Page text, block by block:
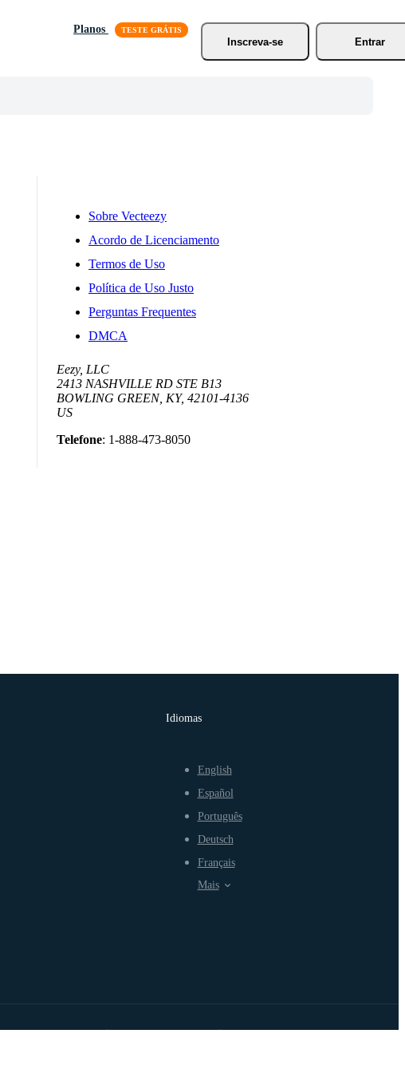
Planos
Inscreva-se
Entrar
Sobre Vecteezy
Acordo de Licenciamento
Termos de Uso
Política de Uso Justo
Perguntas Frequentes
DMCA
Eezy, LLC
2413 NASHVILLE RD STE B13
BOWLING GREEN, KY, 42101-4136
US
Telefone: 1-888-473-8050
Idiomas
English
Español
Português
Deutsch
Français
Mais